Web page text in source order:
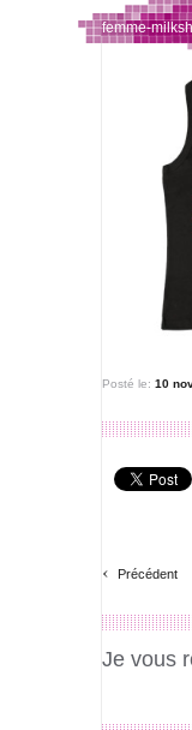
femme-
Posté le: 10
‹ Précédent
Je vous